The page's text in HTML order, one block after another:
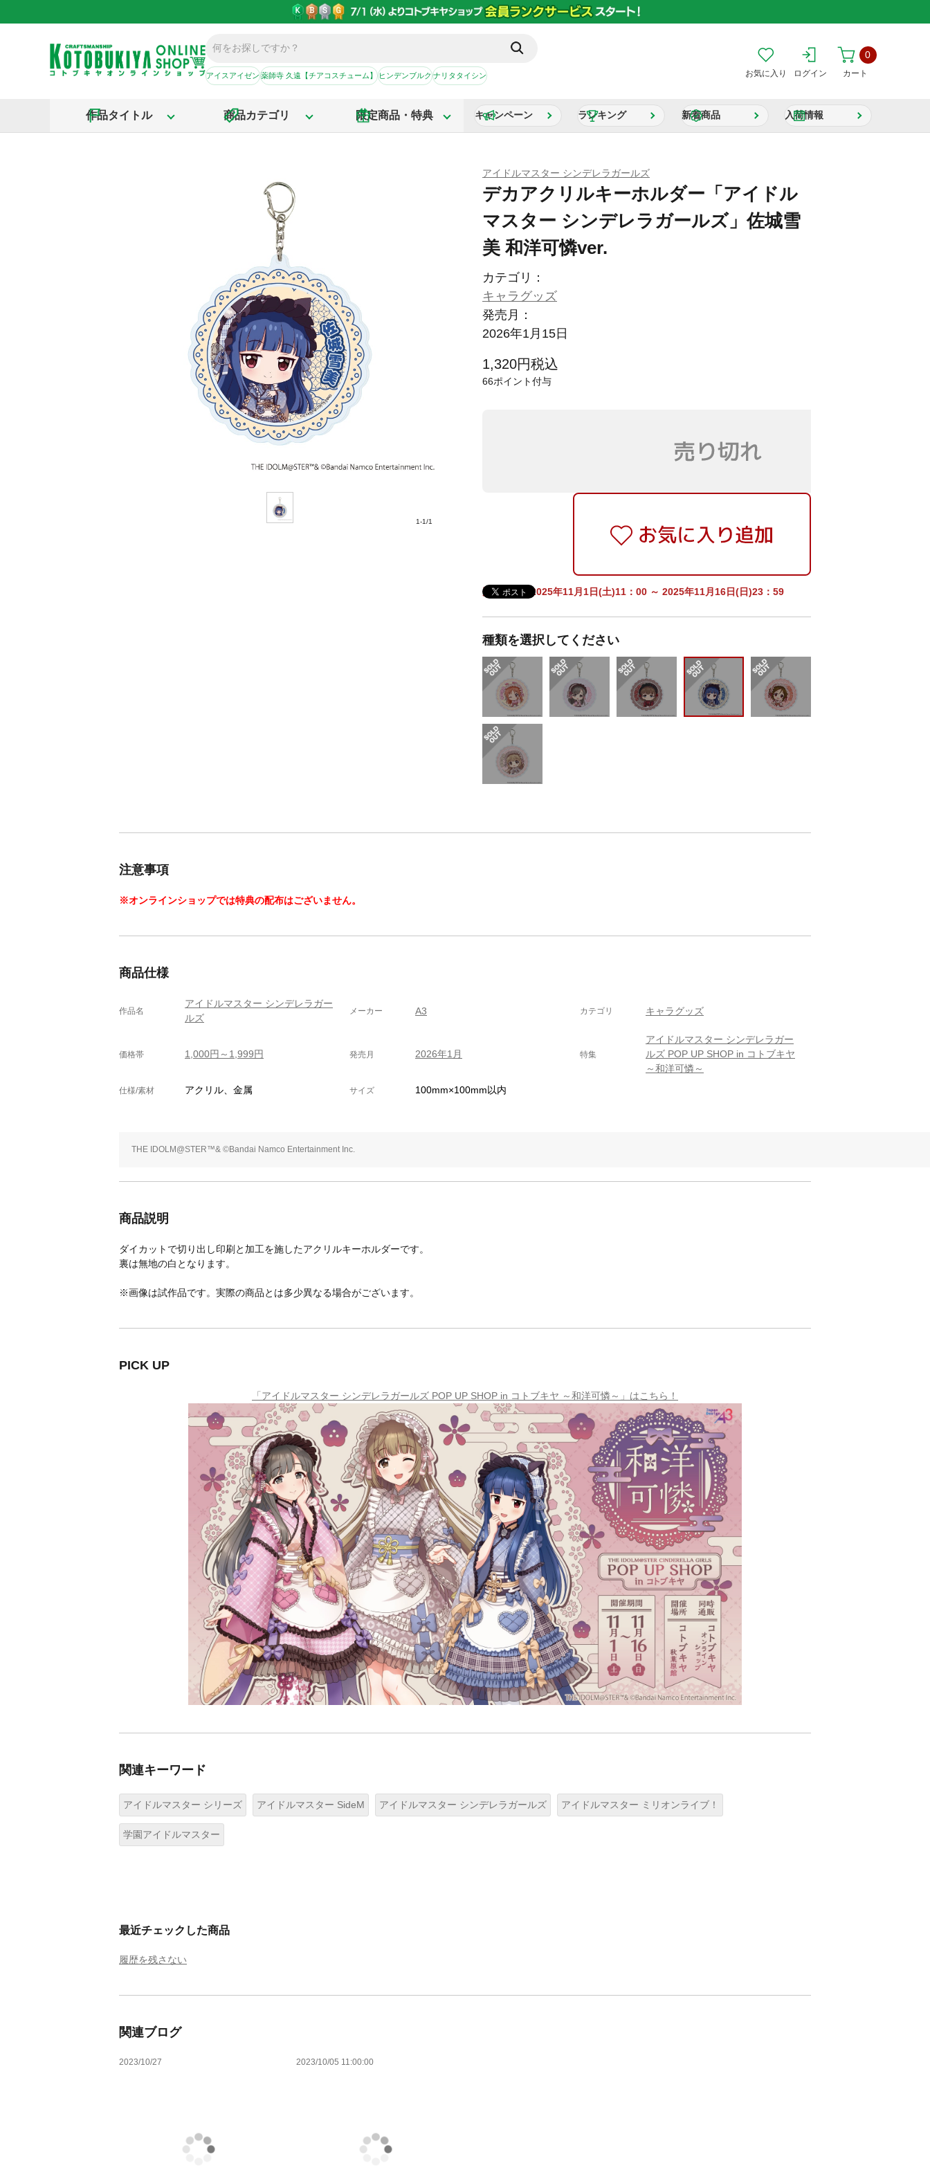
アイスアイゼン薬師寺 久遠【チアコスチューム】ヒンデンブルクナリタタイシン お気に入り ログイン カート
0
作品タイトル 商品カテゴリ 限定商品・特典 キャンペーン ランキング 新着商品 入荷情報
1-1/1
アイドルマスター シンデレラガールズ
デカアクリルキーホルダー「アイドル
マスター シンデレラガールズ」佐城雪
美 和洋可憐ver.
カテゴリ：
キャラグッズ
発売月：
2026年1月15日
1,320円税込
66ポイント付与
受注期間：2025年11月1日(土)11：00 ～ 2025年11月16日(日)23：59
種類を選択してください
注意事項
※オンラインショップでは特典の配布はございません。
商品仕様
作品名
アイドルマスター シンデレラガー
ルズ
メーカー A3 カテゴリ キャラグッズ
価格帯 1,000円～1,999円 発売月 2026年1月 特集
アイドルマスター シンデレラガー
ルズ POP UP SHOP in コトブキヤ
～和洋可憐～
仕様/素材 アクリル、金属 サイズ 100mm×100mm以内
THE IDOLM@STER™& ©Bandai Namco Entertainment Inc.
商品説明
ダイカットで切り出し印刷と加工を施したアクリルキーホルダーです。
裏は無地の白となります。
※画像は試作品です。実際の商品とは多少異なる場合がございます。
PICK UP
「アイドルマスター シンデレラガールズ POP UP SHOP in コトブキヤ ～和洋可憐～」はこちら！
関連キーワード
アイドルマスター シリーズ アイドルマスター SideM アイドルマスター シンデレラガールズ アイドルマスター ミリオンライブ！
学園アイドルマスター
最近チェックした商品
履歴を残さない
関連ブログ
2023/10/27 2023/10/05 11:00:00